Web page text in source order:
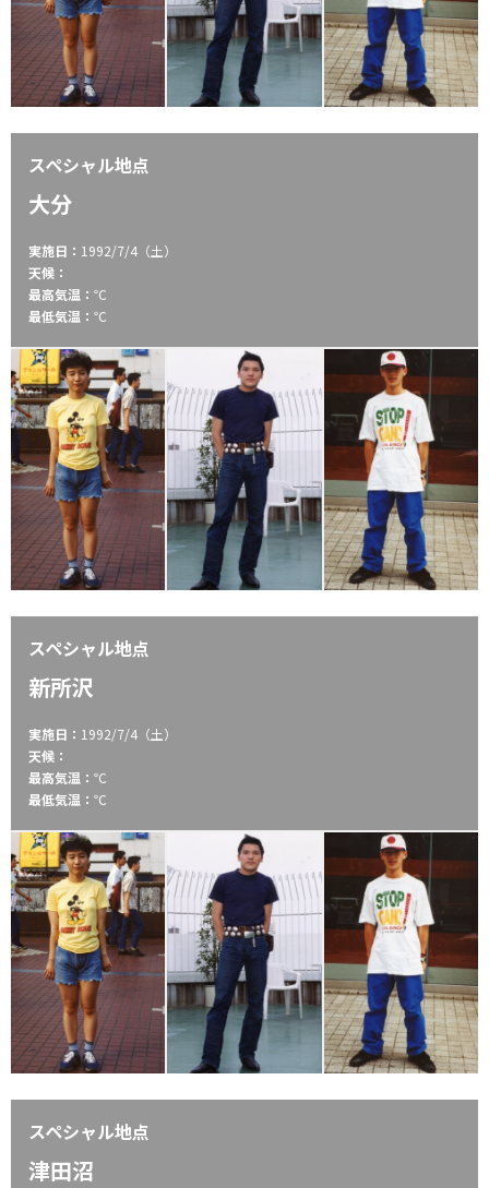
スペシャル地点
大分
実施日： 1992/7/4（土）
天候：
最高気温： ℃
最低気温： ℃
スペシャル地点
新所沢
実施日： 1992/7/4（土）
天候：
最高気温： ℃
最低気温： ℃
スペシャル地点
津田沼